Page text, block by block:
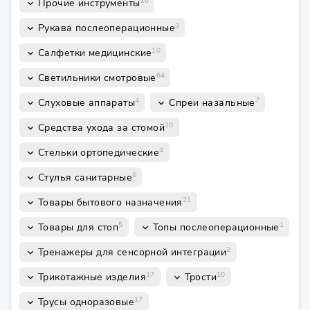
keyboard_arrow_down Прочие инструменты
keyboard_arrow_down Рукава послеоперационные3
keyboard_arrow_down Салфетки медицинские10
keyboard_arrow_down Светильники смотровые64
keyboard_arrow_down Слуховые аппараты4 keyboard_arrow_down Спреи назальные 7
keyboard_arrow_down Средства ухода за стомой10
keyboard_arrow_down Стельки ортопедические4
keyboard_arrow_down Стулья санитарные6
keyboard_arrow_down Товары бытового назначения 21
keyboard_arrow_down Товары для стоп5 keyboard_arrow_down Топы послеоперационные 1
keyboard_arrow_down Тренажеры для сенсорной интеграции2
keyboard_arrow_down Трикотажные изделия17 keyboard_arrow_down Трости10
keyboard_arrow_down Трусы одноразовые17